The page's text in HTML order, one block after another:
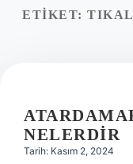
Yasal Uyarı
ETIKET:
NELERDIR
Tarih: Kasım 2, 2024